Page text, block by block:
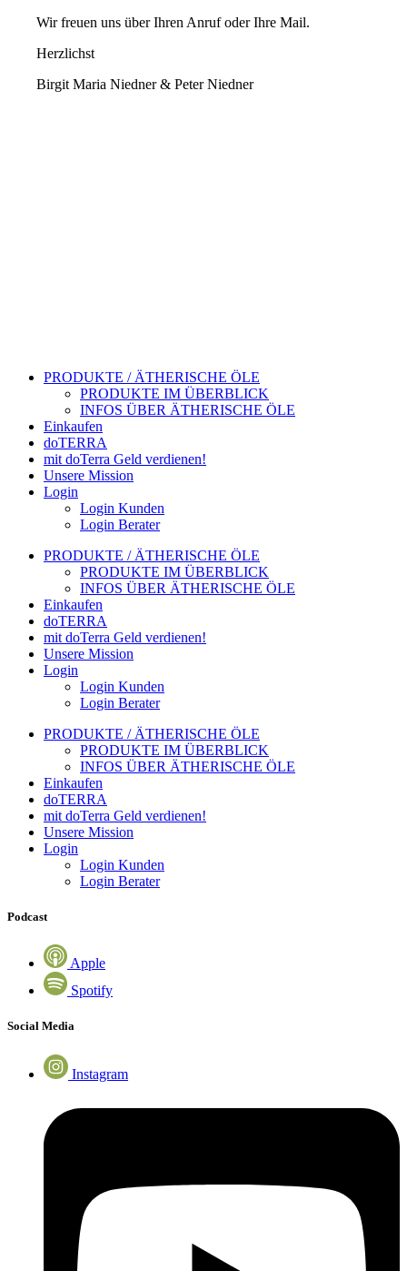
Wir freuen uns über Ihren Anruf oder Ihre Mail.
Herzlichst
Birgit Maria Niedner & Peter Niedner
PRODUKTE / ÄTHERISCHE ÖLE
PRODUKTE IM ÜBERBLICK
INFOS ÜBER ÄTHERISCHE ÖLE
Einkaufen
doTERRA
mit doTerra Geld verdienen!
Unsere Mission
Login
Login Kunden
Login Berater
PRODUKTE / ÄTHERISCHE ÖLE
PRODUKTE IM ÜBERBLICK
INFOS ÜBER ÄTHERISCHE ÖLE
Einkaufen
doTERRA
mit doTerra Geld verdienen!
Unsere Mission
Login
Login Kunden
Login Berater
PRODUKTE / ÄTHERISCHE ÖLE
PRODUKTE IM ÜBERBLICK
INFOS ÜBER ÄTHERISCHE ÖLE
Einkaufen
doTERRA
mit doTerra Geld verdienen!
Unsere Mission
Login
Login Kunden
Login Berater
Podcast
Apple
Spotify
Social Media
Instagram